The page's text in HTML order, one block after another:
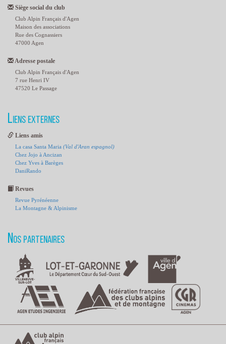
Siège social du club
Club Alpin Français d'Agen
Maison des associations
Rue des Cognassiers
47000 Agen
Adresse postale
Club Alpin Français d'Agen
7 rue Henri IV
47520 Le Passage
Liens externes
Liens amis
La casa Santa Maria (Val d'Aran espagnol)
Chez Jojo à Ancizan
Chez Yves à Barèges
DaniRando
Revues
Revue Pyrénéenne
La Montagne & Alpinisme
Nos partenaires